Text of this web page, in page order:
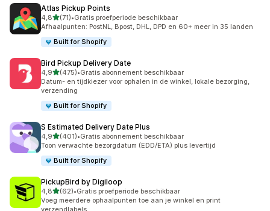
Atlas Pickup Points
4,8van 5 sterren
(71)
71 recensies in totaal
•Gratis proefperiode beschikbaar
Afhaalpunten: PostNL, Bpost, DHL, DPD en 60+ meer in 35 landen
Built for Shopify
Bird Pickup Delivery Date
4,9van 5 sterren
(475)
475 recensies in totaal
•Gratis abonnement beschikbaar
Datum- en tijdkiezer voor ophalen in de winkel, lokale bezorging,
verzending
Built for Shopify
S Estimated Delivery Date Plus
4,9van 5 sterren
(401)
401 recensies in totaal
•Gratis abonnement beschikbaar
Toon verwachte bezorgdatum (EDD/ETA) plus levertijd
Built for Shopify
PickupBird by Digiloop
4,8van 5 sterren
(62)
62 recensies in totaal
•Gratis proefperiode beschikbaar
Voeg meerdere ophaalpunten toe aan je winkel en print
verzendlabels